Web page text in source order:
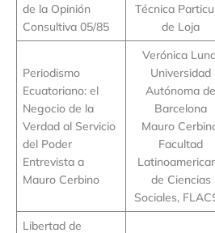
de la Opinión
Consultiva 05/85
Técnica
de Loja
Periodismo
Ecuatoriano: el
Negocio de la
Verdad al Servicio
del Poder
Entrevista a
Mauro Cerbino
Verónica
Universidad
Autónoma de
Barcelona
Mauro
Facultad
de Ciencias
Sociales,
Libertad de